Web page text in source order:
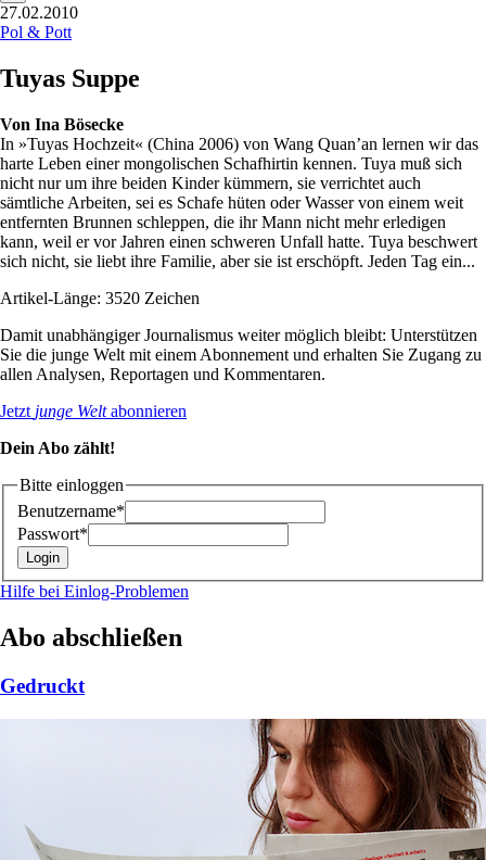
27.02.2010
Pol & Pott
Tuyas Suppe
Von Ina Bösecke
In »Tuyas Hochzeit« (China 2006) von Wang Quan’an lernen wir das
harte Leben einer mongolischen Schafhirtin kennen. Tuya muß sich
nicht nur um ihre beiden Kinder kümmern, sie verrichtet auch
sämtliche Arbeiten, sei es Schafe hüten oder Wasser von einem weit
entfernten Brunnen schleppen, die ihr Mann nicht mehr erledigen
kann, weil er vor Jahren einen schweren Unfall hatte. Tuya beschwert
sich nicht, sie liebt ihre Familie, aber sie ist erschöpft. Jeden Tag ein...
Artikel-Länge: 3520 Zeichen
Damit unabhängiger Journalismus weiter möglich bleibt: Unterstützen
Sie die junge Welt mit einem Abonnement und erhalten Sie Zugang zu
allen Analysen, Reportagen und Kommentaren.
Jetzt junge Weltabonnieren
Dein Abo zählt!
Bitte einloggen
Benutzername*
Passwort*
Hilfe bei Einlog-Problemen
Abo abschließen
Gedruckt